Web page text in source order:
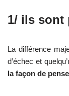
1/ ils sont
La différence
d’échec et
la façon de